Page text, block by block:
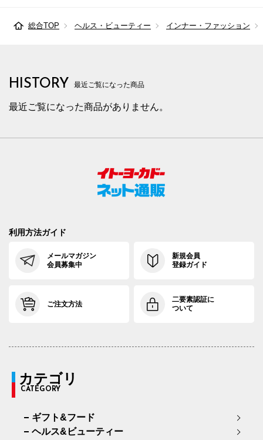
総合TOP ヘルス・ビューティー インナー・ファッション
HISTORY 最近ご覧になった商品
最近ご覧になった商品がありません。
利用方法ガイド
メールマガジン
会員募集中
新規会員
登録ガイド
ご注文方法
二要素認証に
ついて
カテゴリ
CATEGORY
ギフト&フード
ヘルス&ビューティー